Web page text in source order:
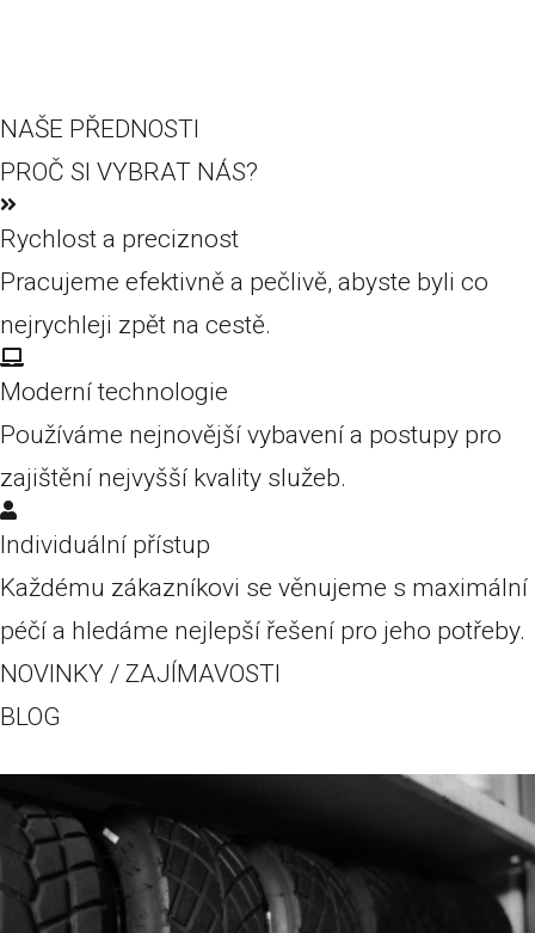
NAŠE PŘEDNOSTI
PROČ SI VYBRAT NÁS?
Rychlost a preciznost
Pracujeme efektivně a pečlivě, abyste byli co
nejrychleji zpět na cestě.
Moderní technologie
Používáme nejnovější vybavení a postupy pro
zajištění nejvyšší kvality služeb.
Individuální přístup
Každému zákazníkovi se věnujeme s maximální
péčí a hledáme nejlepší řešení pro jeho potřeby.
NOVINKY / ZAJÍMAVOSTI
BLOG